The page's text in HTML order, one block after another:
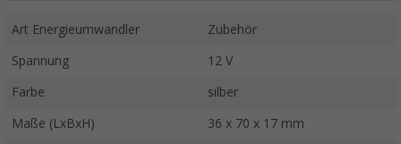
Art Energieumwandler Zubehör
Spannung 12 V
Farbe silber
Maße (LxBxH) 36 x 70 x 17 mm